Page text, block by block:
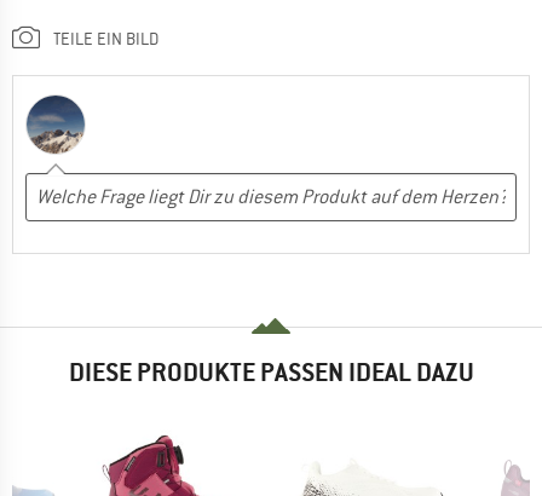
TEILE EIN BILD
DIESE PRODUKTE PASSEN IDEAL DAZU